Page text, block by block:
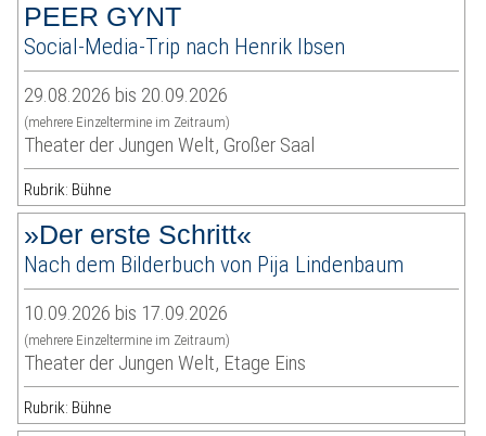
PEER GYNT
Social-Media-Trip nach Henrik Ibsen
29.08.2026 bis 20.09.2026
(mehrere Einzeltermine im Zeitraum)
Theater der Jungen Welt, Großer Saal
Rubrik: Bühne
»Der erste Schritt«
Nach dem Bilderbuch von Pija Lindenbaum
10.09.2026 bis 17.09.2026
(mehrere Einzeltermine im Zeitraum)
Theater der Jungen Welt, Etage Eins
Rubrik: Bühne